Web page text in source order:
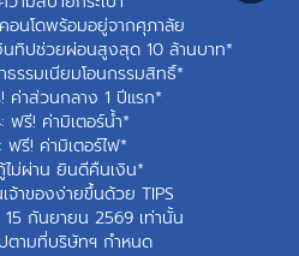
อนโดพร้อมอยู่จากศุภาลัย
นทิปช่วยผ่อนสูงสุด 10 ล้านบาท*
ธรรมเนียมโอนกรรมสิทธิ์*
ค่าส่วนกลาง 1 ปีแรก*
ฟรี! ค่ามิเตอร์น้ำ*
ฟรี! ค่ามิเตอร์ไฟ*
ไม่ผ่าน ยินดีคืนเงิน*
จ้าของง่ายขึ้นด้วย TIPS
กันยายน 2569 เท่านั้น
ปตามที่บริษัทฯ กำหนด